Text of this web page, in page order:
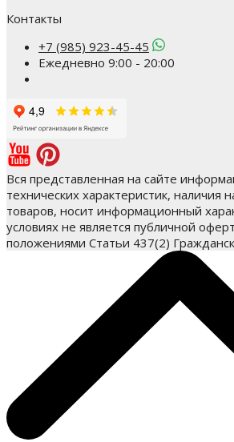
Контакты
+7 (985) 923-45-45
Ежедневно 9:00 - 20:00
Вся представленная на сайте
технических характеристик, наличия
товаров, носит информационный
условиях не является публичной
положениями Статьи 437(2)